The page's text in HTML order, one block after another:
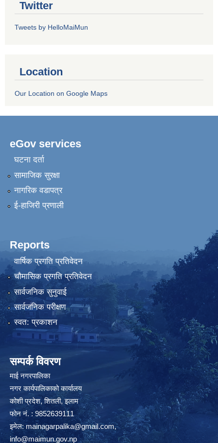
Twitter
Tweets by HelloMaiMun
Location
Our Location on Google Maps
eGov services
घटना दर्ता
सामाजिक सुरक्षा
नागरिक वडापत्र
ई-हाजिरी प्रणाली
Reports
वार्षिक प्रगति प्रतिवेदन
चौमासिक प्रगति प्रतिवेदन
सार्वजनिक सुनुवाई
सार्वजनिक परीक्षण
स्वत: प्रकाशन
सम्पर्क विवरण
माई नगरपालिका
नगर कार्यपालिकाको कार्यालय
कोशी प्रदेश, शितली, इलाम
फोन नं. : 9852639111
इमेल:mainagarpalika@gmail.com,
info@maimun.gov.np